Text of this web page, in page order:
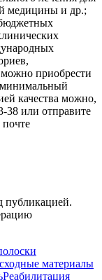
медицины и др.;
приобрести
минимальный
качества можно,
38 или отправите
е
публикацией.
материалы
Реабилитация